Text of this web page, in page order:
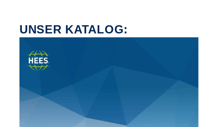
UNSER KATALOG: